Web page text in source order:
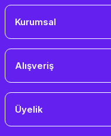
Kurumsal
Alışveriş
Üyelik